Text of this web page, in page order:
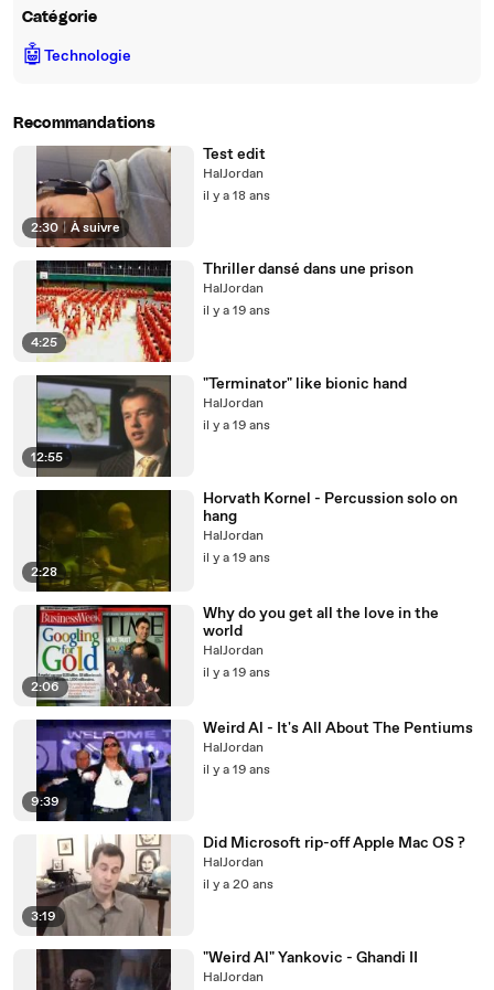
Catégorie
🤖Technologie
Recommandations
2:30 | À suivre
Test edit
HalJordan
il y a 18 ans
4:25
Thriller dansé dans une prison
HalJordan
il y a 19 ans
12:55
"Terminator" like bionic hand
HalJordan
il y a 19 ans
2:28
Horvath Kornel - Percussion solo on
hang
HalJordan
il y a 19 ans
2:06
Why do you get all the love in the
world
HalJordan
il y a 19 ans
9:39
Weird Al - It's All About The Pentiums
HalJordan
il y a 19 ans
3:19
Did Microsoft rip-off Apple Mac OS ?
HalJordan
il y a 20 ans
"Weird Al" Yankovic - Ghandi II
HalJordan